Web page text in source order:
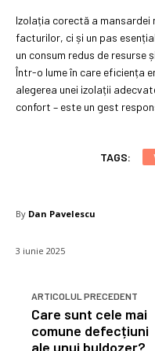
Izolația corectă a mansardei
facturilor, ci și un pas
un consum redus de resurse
Într-o lume în care eficiența
alegerea unei izolații
confort – este un gest
TAGS:
By Dan Pavelescu
3 iunie 2025
ARTICOLUL PRECEDENT
Care sunt cele mai
comune defecțiuni
ale unui buldozer?